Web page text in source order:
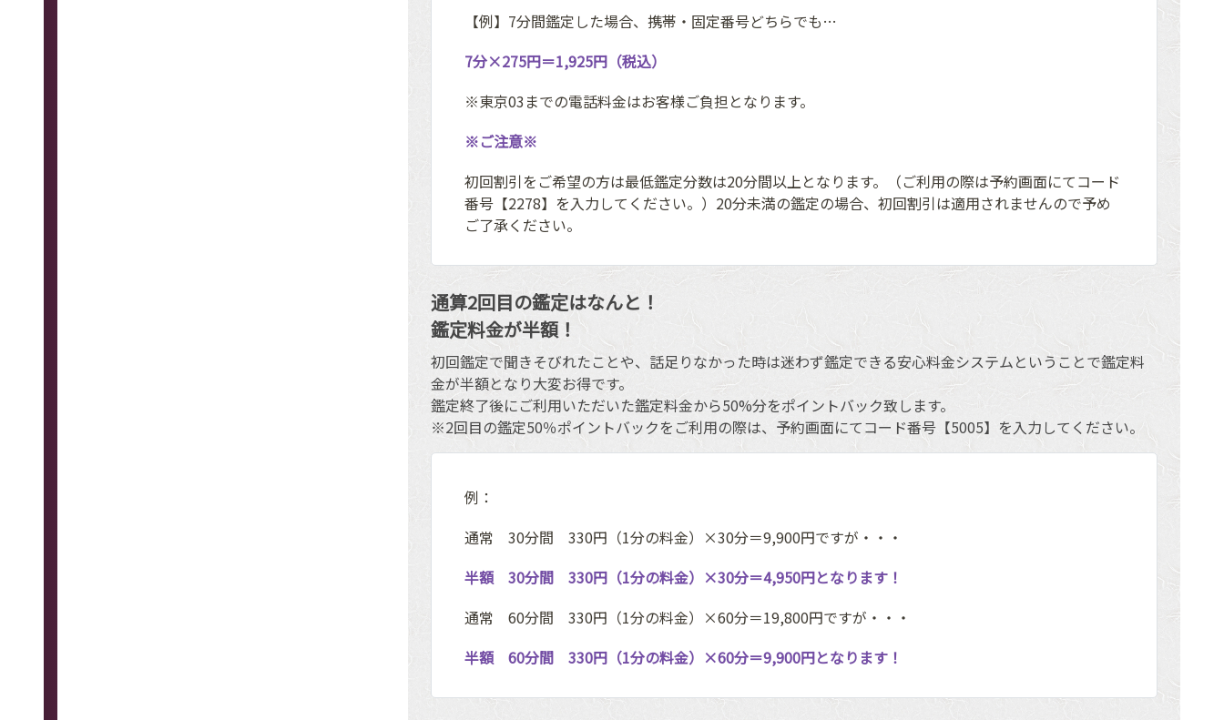
【例】7分間鑑定した場合、携帯・固定番号どちらでも…
7分×275円＝1,925円（税込）
※東京03までの電話料金はお客様ご負担となります。
※ご注意※
初回割引をご希望の方は最低鑑定分数は20分間以上となります。（ご利用の際は予約画面にてコード
番号【2278】を入力してください。）20分未満の鑑定の場合、初回割引は適用されませんので予め
ご了承ください。
通算2回目の鑑定はなんと！
鑑定料金が半額！
初回鑑定で聞きそびれたことや、話足りなかった時は迷わず鑑定できる安心料金システムということで鑑定料
金が半額となり大変お得です。
鑑定終了後にご利用いただいた鑑定料金から50%分をポイントバック致します。
※2回目の鑑定50％ポイントバックをご利用の際は、予約画面にてコード番号【5005】を入力してください。
例：
通常 30分間 330円（1分の料金）×30分＝9,900円ですが・・・
半額 30分間 330円（1分の料金）×30分＝4,950円となります！
通常 60分間 330円（1分の料金）×60分＝19,800円ですが・・・
半額 60分間 330円（1分の料金）×60分＝9,900円となります！